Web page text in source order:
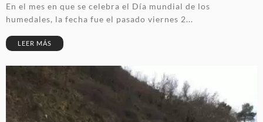
En el mes en que se celebra el Día mundial de los
humedales, la fecha fue el pasado viernes 2...
LEER MÁS